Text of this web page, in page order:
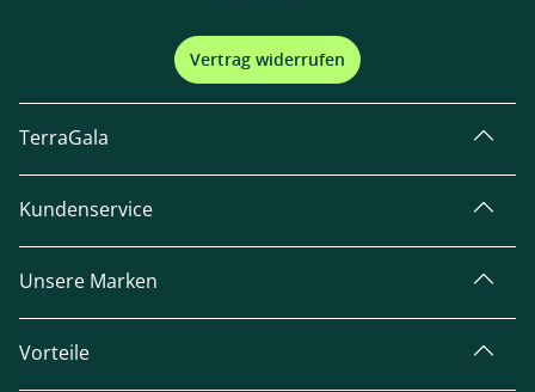
Vertrag widerrufen
TerraGala
Kundenservice
Unsere Marken
Vorteile